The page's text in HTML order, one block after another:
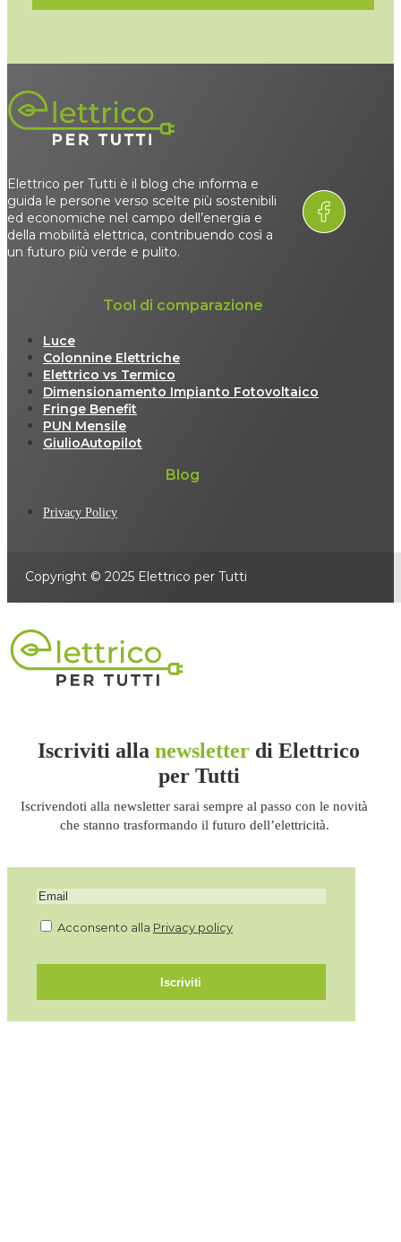
Elettrico per Tutti è il blog che informa e
guida le persone verso scelte più sostenibili
ed economiche nel campo dell’energia e
della mobilità elettrica, contribuendo così a
un futuro più verde e pulito.
Tool di comparazione
Luce
Colonnine Elettriche
Elettrico vs Termico
Dimensionamento Impianto Fotovoltaico
Fringe Benefit
PUN Mensile
GiulioAutopilot
Blog
Privacy Policy
Copyright © 2025 Elettrico per Tutti
Iscriviti allanewsletter di Elettrico
per Tutti
Iscrivendoti alla newsletter sarai sempre al passo con le novità
che stanno trasformando il futuro dell’elettricità.
Acconsento alla Privacy policy
Iscriviti